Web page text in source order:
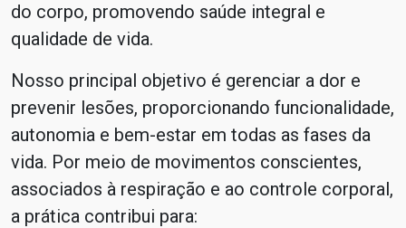
do corpo, promovendo saúde integral e
qualidade de vida.
Nosso principal objetivo é gerenciar a dor e
prevenir lesões, proporcionando funcionalidade,
autonomia e bem-estar em todas as fases da
vida. Por meio de movimentos conscientes,
associados à respiração e ao controle corporal,
a prática contribui para: